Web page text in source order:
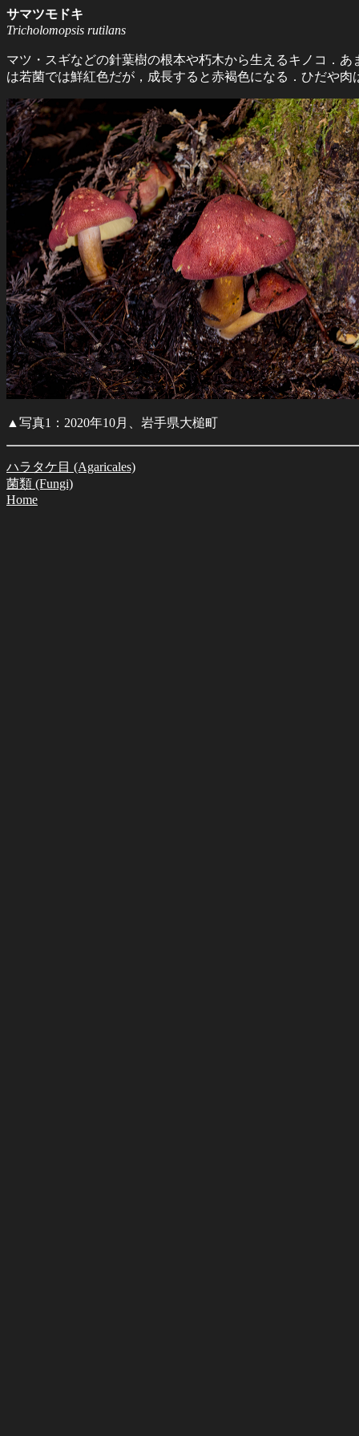
サマツモドキ
Tricholomopsis rutilans
マツ・スギなどの針葉樹の根本や朽木から生えるキノコ．
は若菌では鮮紅色だが，成長すると赤褐色になる．ひだや
▲写真1：2020年10月、岩手県大槌町
ハラタケ目 (Agaricales)
菌類 (Fungi)
Home